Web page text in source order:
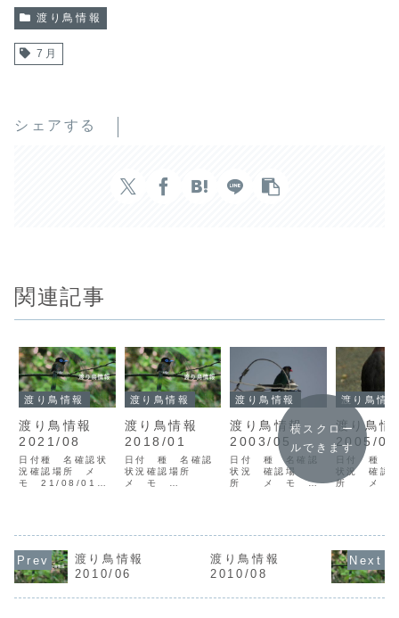
渡り鳥情報
7月
シェアする
関連記事
渡り鳥情報
渡り鳥情報
2021/08
日付種 名確認状
況確認場所 メ
モ 21/08/01キ
21/08/15オオメ
ダイチドリV1瀬戸
内町ハミヤ島後藤
シラサギV1奄美市
渡り鳥情報
渡り鳥情報
2018/01
日付 種 名確認
状況確認場所
メ モ
利町宇宿農耕地宮
山18/01/10コマ
ミジロタヒバリV3
漁港鳥飼
渡り鳥情報
渡り鳥情報
2003/05
日付 種 名確認
状況 確認場
所 メ モ
海岸高 夏鳥初
認
03/05/12ブッポ
ォレストポリス鳥
渡り鳥情
渡り鳥
2005/04
日付 種
状況 確認
所 メ
リV1（♂）
古見方鳥飼
05/04/07
部岩元さ
横スクロー
ルできます
渡り鳥情報
2010/06
渡り鳥情報
2010/08